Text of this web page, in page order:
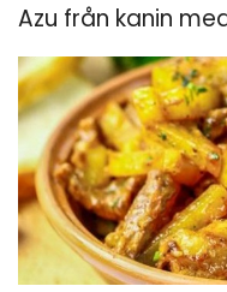
Azu från kanin